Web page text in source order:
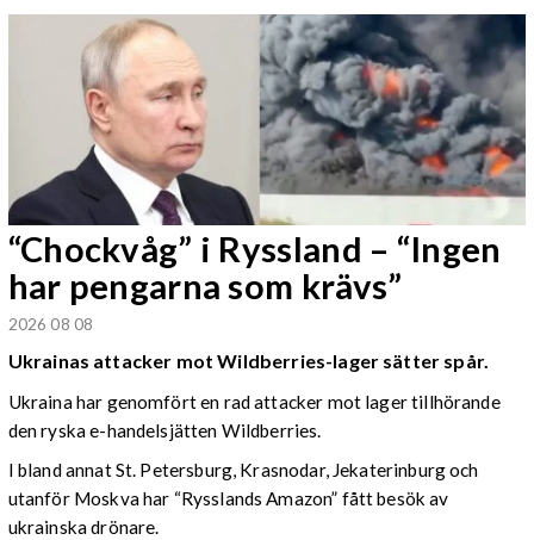
“Chockvåg” i Ryssland – “Ingen
har pengarna som krävs”
2026 08 08
Ukrainas attacker mot Wildberries-lager sätter spår.
Ukraina har genomfört en rad attacker mot lager tillhörande
den ryska e-handelsjätten Wildberries.
I bland annat St. Petersburg, Krasnodar, Jekaterinburg och
utanför Moskva har “Rysslands Amazon” fått besök av
ukrainska drönare.